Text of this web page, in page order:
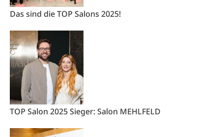
Das sind die TOP Salons 2025!
TOP Salon 2025 Sieger: Salon MEHLFELD